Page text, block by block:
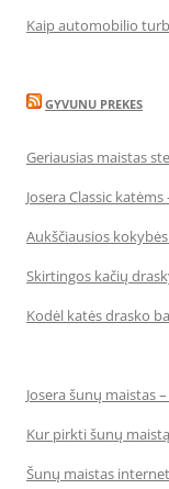
Kaip automobilio
GYVUNU PREKES
Geriausias maistas
Josera Classic
Aukščiausios
Skirtingos kačių
Kodėl katės drasko
Josera šunų maistas
Kur pirkti šunų
Šunų maistas